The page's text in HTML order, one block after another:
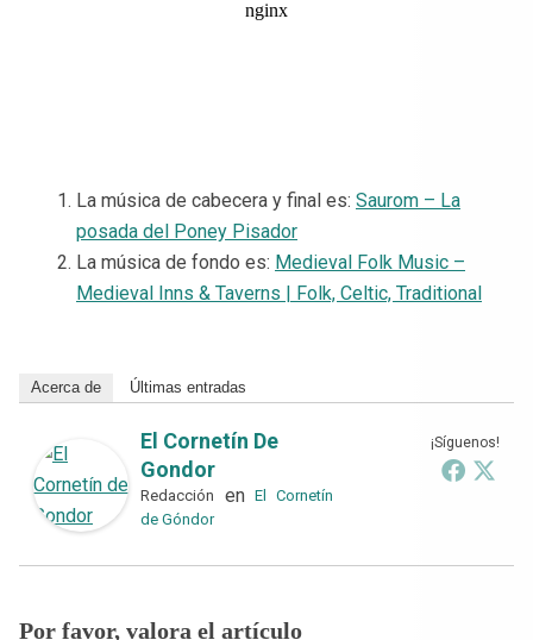
La música de cabecera y final es: Saurom – La
posada del Poney Pisador
La música de fondo es: Medieval Folk Music –
Medieval Inns & Taverns | Folk, Celtic, Traditional
Acerca de Últimas entradas
¡Síguenos!
El Cornetín De
Gondor
Redacción enEl Cornetín
de Góndor
Por favor, valora el artículo